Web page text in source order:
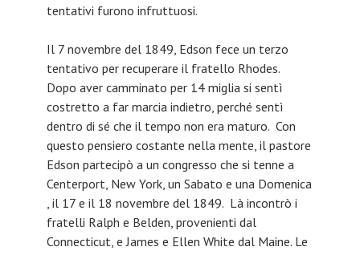
tentativi furono infruttuosi.
Il 7 novembre del 1849, Edson fece un terzo
tentativo per recuperare il fratello Rhodes.
Dopo aver camminato per 14 miglia si sentì
costretto a far marcia indietro, perché sentì
dentro di sé che il tempo non era maturo. Con
questo pensiero costante nella mente, il pastore
Edson partecipò a un congresso che si tenne a
Centerport, New York, un Sabato e una Domenica
, il 17 e il 18 novembre del 1849. Là incontrò i
fratelli Ralph e Belden, provenienti dal
Connecticut, e James e Ellen White dal Maine. Le